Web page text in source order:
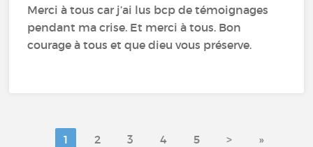
Merci à tous car j’ai lus bcp de témoignages
pendant ma crise. Et merci à tous. Bon
courage à tous et que dieu vous préserve.
1 2 3 4 5 > »